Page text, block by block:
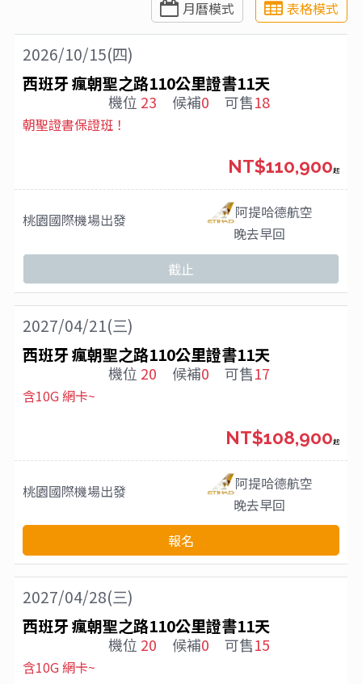
月曆模式 表格模式
2026/10/15(四)
西班牙 瘋朝聖之路110公里證書11天
機位 23 候補0 可售18
朝聖證書保證班！
桃園國際機場出發
阿提哈德航空
晚去早回
NT$110,900起
截止
2027/04/21(三)
西班牙 瘋朝聖之路110公里證書11天
機位 20 候補0 可售17
含10G 網卡~
桃園國際機場出發
阿提哈德航空
晚去早回
NT$108,900起
報名
2027/04/28(三)
西班牙 瘋朝聖之路110公里證書11天
機位 20 候補0 可售15
含10G 網卡~